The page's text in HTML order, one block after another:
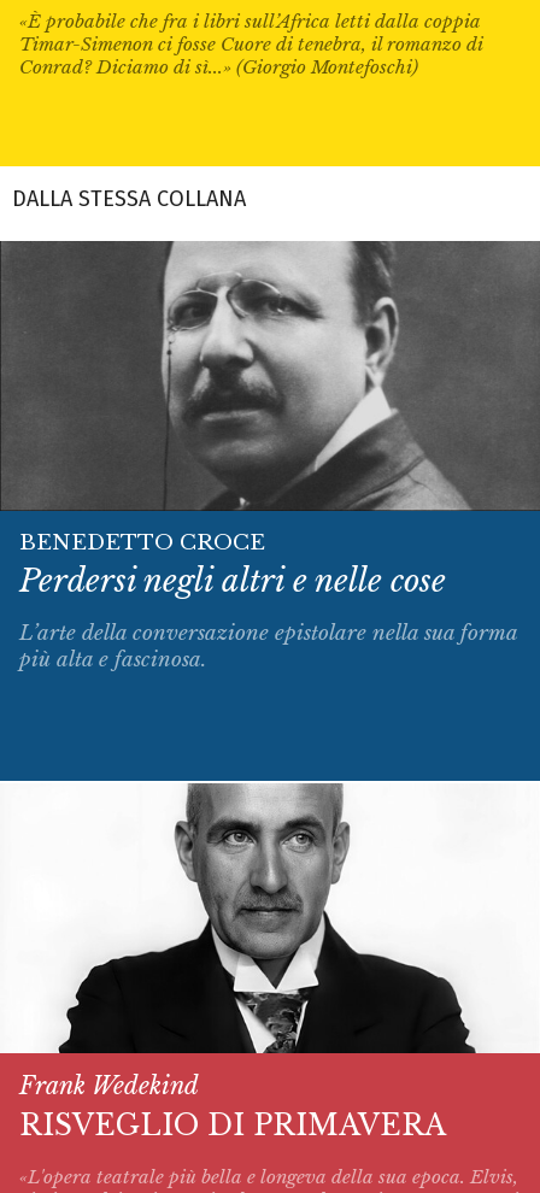
«È probabile che fra i libri sull’Africa letti dalla coppia
Timar-Simenon ci fosse Cuore di tenebra, il romanzo di
Conrad? Diciamo di sì...» (Giorgio Montefoschi)
DALLA STESSA COLLANA
BENEDETTO CROCE
Perdersi negli altri e nelle cose
L’arte della conversazione epistolare nella sua forma
più alta e fascinosa.
Frank Wedekind
RISVEGLIO DI PRIMAVERA
«L'opera teatrale più bella e longeva della sua epoca. Elvis,